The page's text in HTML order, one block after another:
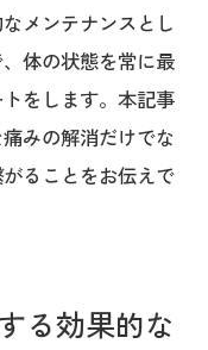
メンテナンスとし
体の状態を常に最
をします。本記事
みの解消だけでな
ることをお伝えで
る効果的な